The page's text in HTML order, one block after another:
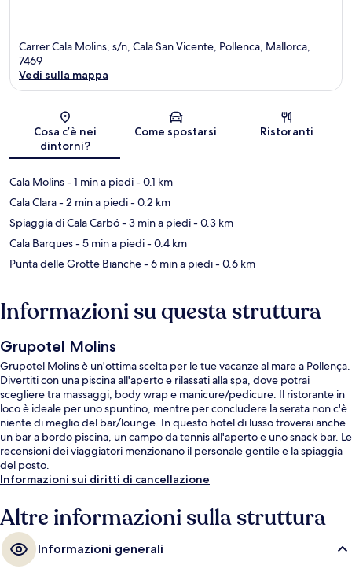
Carrer Cala Molins, s/n, Cala San Vicente, Pollenca, Mallorca,
7469
Vedi sulla mappa
Cosa c’è nei
dintorni?
Come spostarsi Ristoranti
Cala Molins- 1 min a piedi- 0.1 km
Cala Clara- 2 min a piedi- 0.2 km
Spiaggia di Cala Carbó- 3 min a piedi- 0.3 km
Cala Barques- 5 min a piedi- 0.4 km
Punta delle Grotte Bianche- 6 min a piedi- 0.6 km
Informazioni su questa struttura
Grupotel Molins
Grupotel Molins è un'ottima scelta per le tue vacanze al mare a Pollença.
Divertiti con una piscina all'aperto e rilassati alla spa, dove potrai
scegliere tra massaggi, body wrap e manicure/pedicure. Il ristorante in
loco è ideale per uno spuntino, mentre per concludere la serata non c'è
niente di meglio del bar/lounge. In questo hotel di lusso troverai anche
un bar a bordo piscina, un campo da tennis all'aperto e uno snack bar. Le
recensioni dei viaggiatori menzionano il personale gentile e la spiaggia
del posto.
Informazioni sui diritti di cancellazione
Altre informazioni sulla struttura
Informazioni generali